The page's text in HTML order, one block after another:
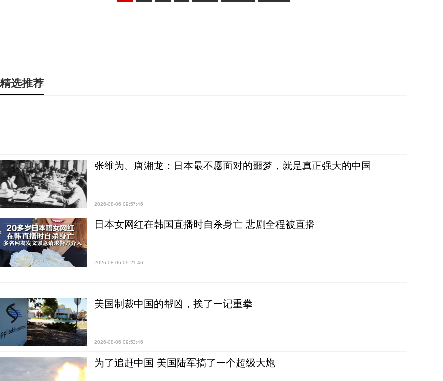
精选推荐
张维为、唐湘龙：日本最不愿面对的噩梦，就是真正强大的中国
2026-08-06 09:57:46
日本女网红在韩国直播时自杀身亡 悲剧全程被直播
2026-08-06 09:21:46
美国制裁中国的帮凶，挨了一记重拳
2026-08-06 09:53:46
为了追赶中国 美国陆军搞了一个超级大炮